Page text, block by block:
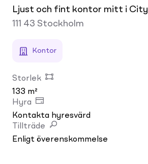
Ljust och fint kontor mitt i City
111 43 Stockholm
Kontor
Storlek
133 m²
Hyra
Kontakta hyresvärd
Tillträde
Enligt överenskommelse